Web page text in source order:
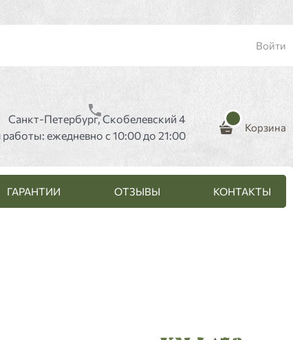
Войти
Санкт-Петербург, Скобелевский 4
работы: ежедневно с 10:00 до 21:00
Корзина
ГАРАНТИИ ОТЗЫВЫ КОНТАКТЫ